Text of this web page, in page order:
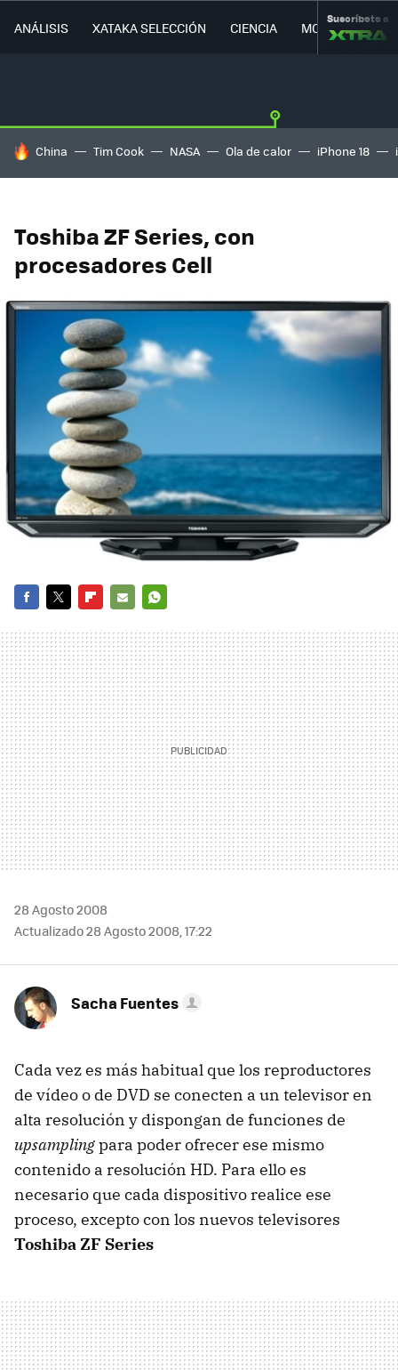
ANÁLISIS XATAKA SELECCIÓN CIENCIA MOVILIDAD
Suscríbete a
HOY SE HABLA DE
China Tim Cook NASA Ola de calor iPhone 18
Toshiba ZF Series, con
procesadores Cell
MAIL
28 Agosto 2008
Actualizado 28 Agosto 2008, 17:22
Sacha Fuentes
Cada vez es más habitual que los reproductores
de vídeo o de DVD se conecten a un televisor en
alta resolución y dispongan de funciones de
upsamplingpara poder ofrecer ese mismo
contenido a resolución HD. Para ello es
necesario que cada dispositivo realice ese
proceso, excepto con los nuevos televisores
Toshiba ZF Series